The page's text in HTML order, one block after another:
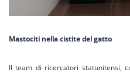
Mastociti nella cistite del gatto
Il team di ricercatori statunitensi,